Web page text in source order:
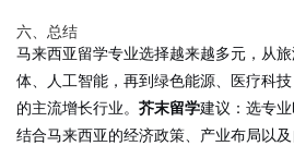
六、总结
马来西亚留学专业选择越来越多元，从
体、人工智能，再到绿色能源、医疗科
的主流增长行业。 芥末留学建议：选专
结合马来西亚的经济政策、产业布局以及